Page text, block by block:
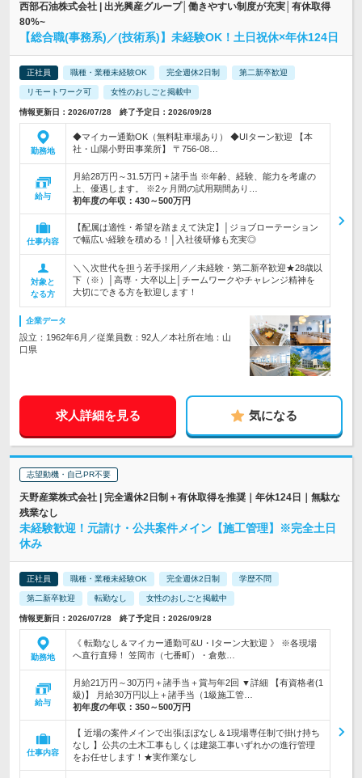
西部石油株式会社 | 出光興産グループ│働きやすい制度が充実│有休取得
80%~
【総合職(事務系)／(技術系)】未経験OK！土日祝休×年休124日
正社員 職種・業種未経験OK 完全週休2日制 第二新卒歓迎
リモートワーク可 女性のおしごと掲載中
情報更新日：2026/07/28 終了予定日：2026/09/28
勤務地
◆マイカー通勤OK（無料駐車場あり） ◆UIターン歓迎 【本
社・山陽小野田事業所】 〒756-08…
給与
月給28万円～31.5万円 + 諸手当 ※年齢、経験、能力を考慮の
上、優遇します。 ※2ヶ月間の試用期間あり…
初年度の年収： 430～500万円
仕事内容
【配属は適性・希望を踏まえて決定】│ジョブローテーション
で幅広い経験を積める！│入社後研修も充実◎
対象と
なる方
＼＼次世代を担う若手採用／／未経験・第二新卒歓迎★28歳以
下（※）│高専・大卒以上│チームワークやチャレンジ精神を
大切にできる方を歓迎します！
企業データ
設立：1962年6月／従業員数：92人／本社所在地：山
口県
求人詳細を見る 気になる
志望動機・自己PR不要
天野産業株式会社 | 完全週休2日制＋有休取得を推奨｜年休124日｜無駄な
残業なし
未経験歓迎！元請け・公共案件メイン【施工管理】※完全土日
休み
正社員 職種・業種未経験OK 完全週休2日制 学歴不問
第二新卒歓迎 転勤なし 女性のおしごと掲載中
情報更新日：2026/07/28 終了予定日：2026/09/28
勤務地
《 転勤なし＆マイカー通勤可&U・Iターン大歓迎 》 ※各現場
へ直行直帰！ 笠岡市（七番町）・倉敷…
給与
月給21万円～30万円＋諸手当＋賞与年2回 ▼詳細 【有資格者(1
級)】 月給30万円以上＋諸手当（1級施工管…
初年度の年収： 350～500万円
仕事内容
【 近場の案件メインで出張ほぼなし＆1現場専任制で掛け持ち
なし 】公共の土木工事もしくは建築工事いずれかの進行管理
をお任せします！★実作業なし